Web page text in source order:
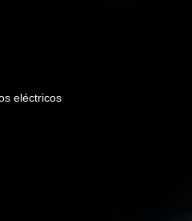
eléctricos